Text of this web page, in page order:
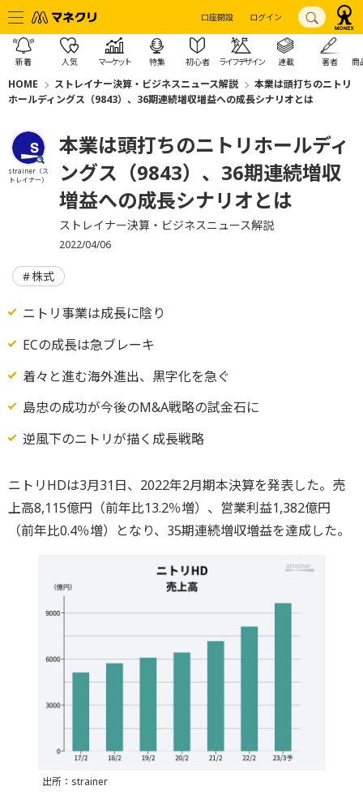
口座開設 ログイン
新着 人気 マーケット 特集 初心者 ライフデザイン 連載 著者 商
HOME ストレイナー決算・ビジネスニュース解説
本業は頭打ちのニトリ
ホールディングス（9843）、36期連続増収増益への成長シナリオとは
strainer（ス
トレイナー）
本業は頭打ちのニトリホールディ
ングス（9843）、36期連続増収
増益への成長シナリオとは
ストレイナー決算・ビジネスニュース解説
2022/04/06
株式
ニトリ事業は成長に陰り
ECの成長は急ブレーキ
着々と進む海外進出、黒字化を急ぐ
島忠の成功が今後のM&A戦略の試金石に
逆風下のニトリが描く成長戦略
ニトリHDは3月31日、2022年2月期本決算を発表した。売
上高8,115億円（前年比13.2％増）、営業利益1,382億円
（前年比0.4％増）となり、35期連続増収増益を達成した。
出所：strainer